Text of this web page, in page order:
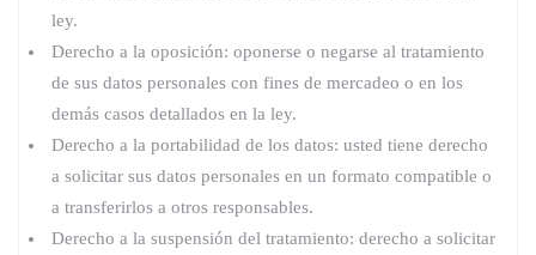
ley.
Derecho a la oposición: oponerse o negarse al tratamiento
de sus datos personales con fines de mercadeo o en los
demás casos detallados en la ley.
Derecho a la portabilidad de los datos: usted tiene derecho
a solicitar sus datos personales en un formato compatible o
a transferirlos a otros responsables.
Derecho a la suspensión del tratamiento: derecho a solicitar